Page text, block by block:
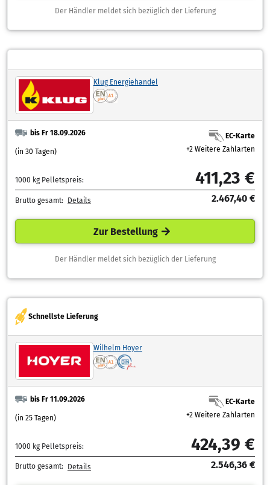
Der Händler meldet sich bezüglich der Lieferung
Klug Energiehandel
bis Fr 18.09.2026
(in 30 Tagen)
EC-Karte
+2 Weitere Zahlarten
1000 kg Pelletspreis: 411,23 €
Brutto gesamt: Details 2.467,40 €
Zur Bestellung
Der Händler meldet sich bezüglich der Lieferung
Schnellste Lieferung
Wilhelm Hoyer
bis Fr 11.09.2026
(in 25 Tagen)
EC-Karte
+2 Weitere Zahlarten
1000 kg Pelletspreis: 424,39 €
Brutto gesamt: Details 2.546,36 €